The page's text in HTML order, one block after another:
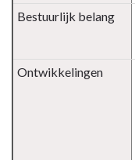
Bestuurlijk belang
Ontwikkelingen